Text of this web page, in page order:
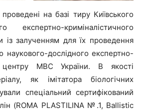
на базі тиру Київського
експертно-криміналістичного
із залученням для їх проведення
наукового-дослідного експертно-
центру МВС України. В якості
як імітатора біологічних
спеціальний сертифікований
(ROMA PLASTILINA №.1, Ballistic